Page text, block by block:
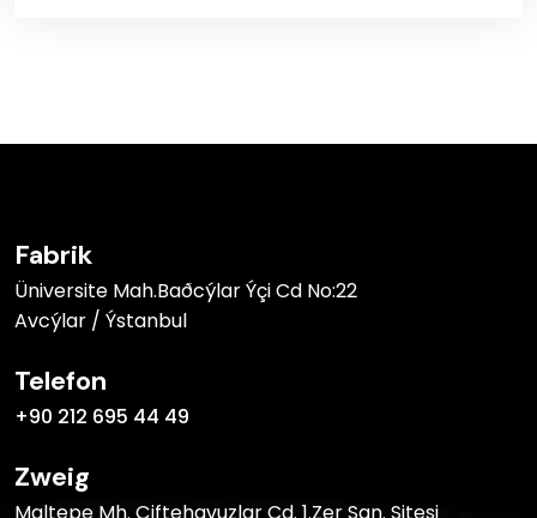
Fabrik
Üniversite Mah.Baðcýlar Ýçi Cd No:22
Avcýlar / Ýstanbul
Telefon
+90 212 695 44 49
Zweig
Maltepe Mh. Çiftehavuzlar Cd. 1.Zer San. Sitesi